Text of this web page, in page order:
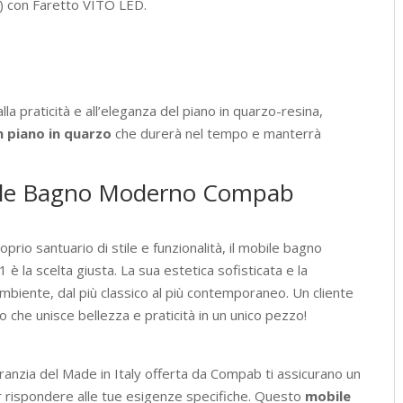
Faretto VITO LED.
praticità e all’eleganza del piano in quarzo-resina,
piano in quarzo che durerà nel tempo e manterrà
Bagno Moderno Compab
santuario di stile e funzionalità, il mobile bagno
è la scelta giusta. La sua estetica sofisticata e la
dal più classico al più contemporaneo. Un cliente
che unisce bellezza e praticità in un unico pezzo!
del Made in Italy offerta da Compab ti assicurano un
alle tue esigenze specifiche. Questo mobile